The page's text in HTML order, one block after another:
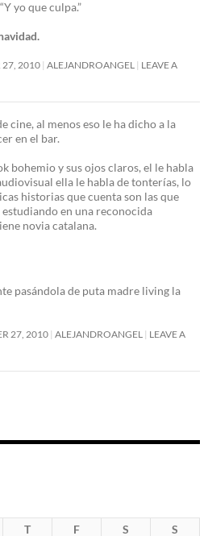
yo que culpa.”
27, 2010 ALEJANDROANGEL
LEAVE A
cine, al menos eso le ha dicho a la
en el bar.
bohemio y sus ojos claros, el le habla
ella le habla de tonterías, lo
historias que cuenta son las que
en una reconocida
novia catalana.
pasándola de puta madre living la
27, 2010 ALEJANDROANGEL
LEAVE A
T F S
S